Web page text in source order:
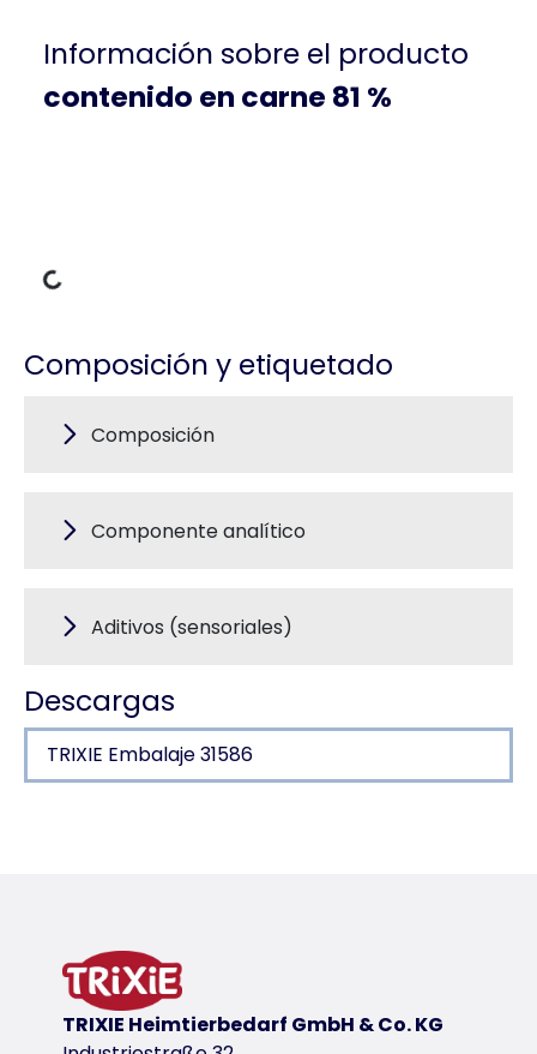
Información sobre el producto
contenido en carne 81 %
datos de carga
Composición y etiquetado
Composición
Componente analítico
Aditivos (sensoriales)
Descargas
TRIXIE Embalaje 31586
variante de producto
variante de producto: número único de
Cont./Peso
TRIXIE Heimtierbedarf GmbH & Co. KG